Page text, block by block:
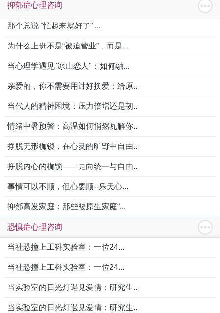
抑郁症心理咨询
那个总说 “忙起来就好了” ...
为什么上班不是“被迫营业”，而是...
当心理学遇见"冰山恋人"：如何融...
亲爱的，你不需要用讨好换爱：给原...
当代人的精神困境：压力倍增还是韧...
情绪中暑预警：高温如何悄然瓦解你...
挣脱无形枷锁，在心灵的旷野中自由...
挣脱内心的枷锁——走向统一与自由...
事情可以不顺，但心要顺--乐天心...
抑郁高发家庭：那些被原生家庭“...
恐惧症心理咨询
当社恐撞上工科实验室：一位24...
当社恐撞上工科实验室：一位24...
当实验室的日光灯遇见爱情：研究生...
当实验室的日光灯遇见爱情：研究生...